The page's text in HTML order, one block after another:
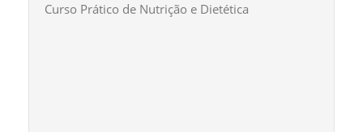
Curso Prático de Nutrição e Dietética